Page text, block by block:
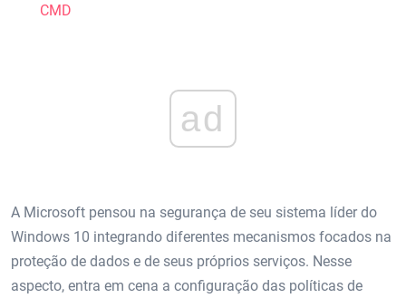
CMD
ad
A Microsoft pensou na segurança de seu sistema líder do
Windows 10 integrando diferentes mecanismos focados na
proteção de dados e de seus próprios serviços. Nesse
aspecto, entra em cena a configuração das políticas de